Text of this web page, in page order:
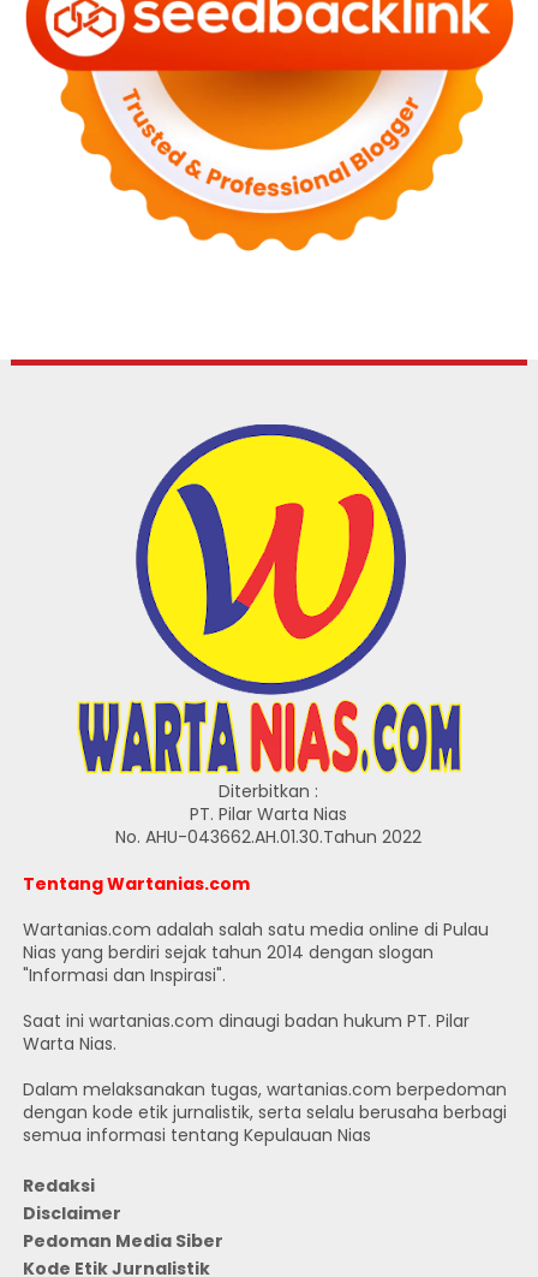
Diterbitkan :
PT. Pilar Warta Nias
No. AHU-043662.AH.01.30.Tahun 2022
Tentang Wartanias.com
Wartanias.com adalah salah satu media online di Pulau
Nias yang berdiri sejak tahun 2014 dengan slogan
"Informasi dan Inspirasi".
Saat ini wartanias.com dinaugi badan hukum PT. Pilar
Warta Nias.
Dalam melaksanakan tugas, wartanias.com berpedoman
dengan kode etik jurnalistik, serta selalu berusaha berbagi
semua informasi tentang Kepulauan Nias
Redaksi
Disclaimer
Pedoman Media Siber
Kode Etik Jurnalistik